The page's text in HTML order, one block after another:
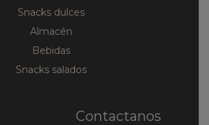
Snacks dulces
Almacén
Bebidas
Snacks salados
Contactanos